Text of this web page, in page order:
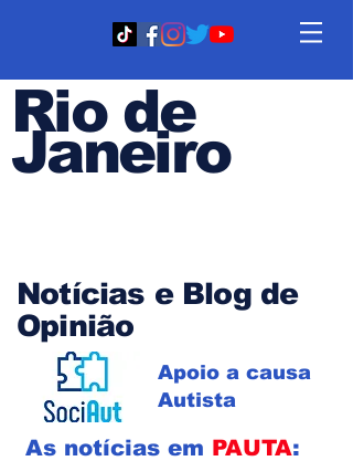
Rio de
Janeiro
Notícias e Blog de
Opinião
Apoio a causa
Autista
As notícias em PAUTA: